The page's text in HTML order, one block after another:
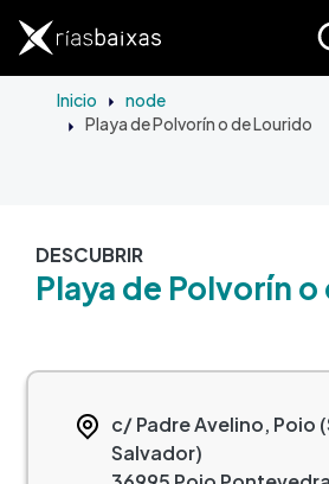
Inicio node
Playa de Polvorín o de Lourido
DESCUBRIR
Playa de Polvorín
c/ Padre Avelino, Poio
Salvador)